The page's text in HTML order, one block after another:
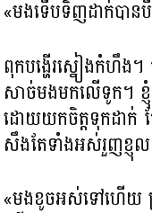
«មងទើបទិញដាក់បាន
ពុកបង្ហើរស្នៀងកំហឹង។
សាច់មងមកលើទូក។
ដោយយកចិត្តទុកដាក់
សឹងតែទាំងអស់រួញខ្ញុល
«មងខូចអស់ទៅហើយ